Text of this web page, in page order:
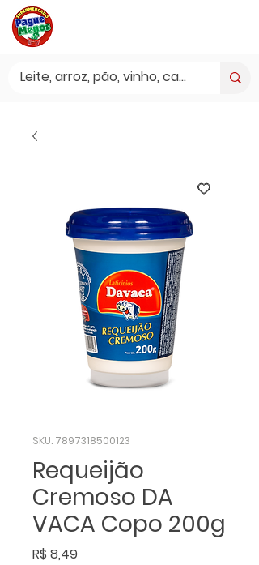
SKU: 7897318500123
Requeijão
Cremoso DA
VACA Copo 200g
R$ 8,49Preço